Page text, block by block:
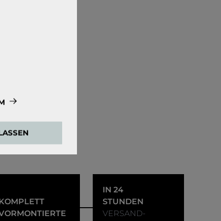
der
Medien
IN 24
STUNDEN
VERSAND-